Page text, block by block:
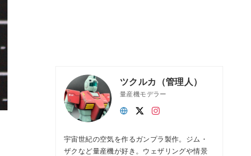
ツクルカ（管理人）
量産機モデラー
宇宙世紀の空気を作るガンプラ製作。ジム・
ザクなど量産機が好き。ウェザリングや情景